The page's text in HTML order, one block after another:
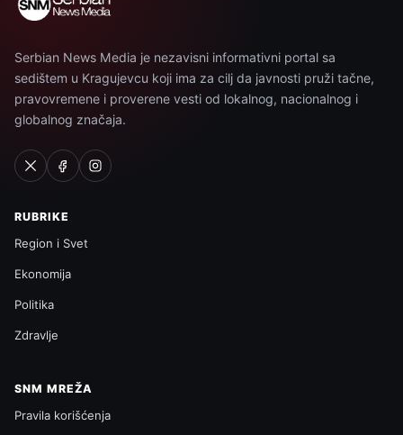
Serbian News Media je nezavisni informativni portal sa
sedištem u Kragujevcu koji ima za cilj da javnosti pruži tačne,
pravovremene i proverene vesti od lokalnog, nacionalnog i
globalnog značaja.
RUBRIKE
Region i Svet
Ekonomija
Politika
Zdravlje
SNM MREŽA
Pravila korišćenja